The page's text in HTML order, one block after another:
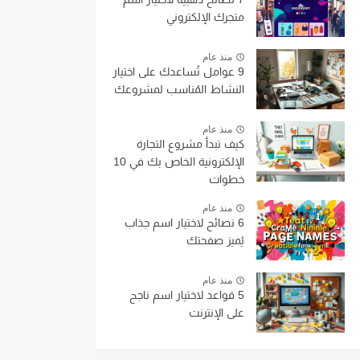
متجرك الإلكتروني
منذ عام
9 عوامل تُساعدك على اختيار
النشاط المُناسب لمشروعك
منذ عام
كيف تبدأ مشروع التجارة
الإلكترونية الخاص بك في 10
خطوات
منذ عام
6 نصائح لاختيار اسم جذاب
يُميز صفحتك
منذ عام
5 قواعد لاختيار اسم ناجح
على الإنترنت